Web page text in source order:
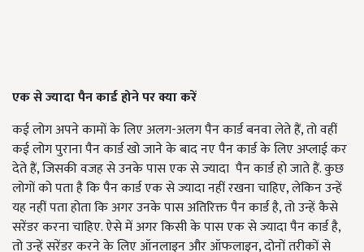
एक से ज्यादा पैन कार्ड होने पर क्या करें
कई लोग अपने कामों के लिए अलग-अलग पैन कार्ड बनवा लेते हैं, तो वहीं
कई लोग पुराना पैन कार्ड खो जाने के बाद नए पैन कार्ड के लिए अप्लाई कर
देते हैं, जिसकी वजह से उनके पास एक से ज्यादा पैन कार्ड हो जाते हैं. कुछ
लोगों को पता है कि पैन कार्ड एक से ज्यादा नहीं रखना चाहिए, लेकिन उन्हें
यह नहीं पता होता कि अगर उनके पास अतिरिक्त पैन कार्ड है, तो उन्हें कैसे
सरेंडर करना चाहिए. ऐसे में अगर किसी के पास एक से ज्यादा पैन कार्ड है,
तो उन्हें सरेंडर करने के लिए ऑनलाइन और ऑफलाइन, दोनों तरीकों से